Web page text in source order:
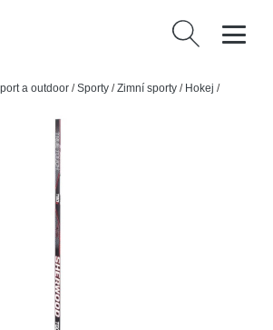
Vyhledávání
a outdoor /Sporty /Zimní sporty / Hokej /
T60X INT, Intermediate, 55, L, PP92